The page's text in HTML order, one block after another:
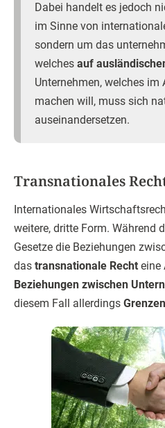
Dabei handelt es jedoch
im Sinne von
sondern um das
welches auf
Unternehmen, welches im
machen will, muss sich
auseinandersetzen.
Transnationales
Internationales
weitere, dritte Form. Während
Gesetze die Beziehungen
das transnationale Recht eine
Beziehungen zwischen
diesem Fall allerdings